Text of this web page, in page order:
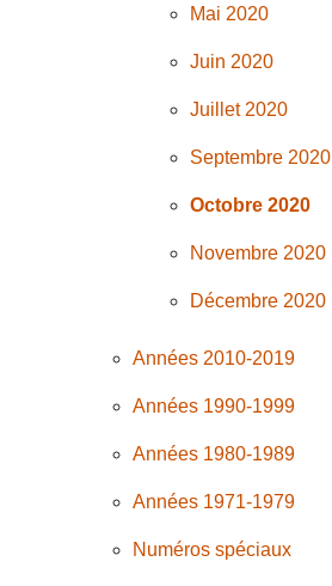
Mai 2020
Juin 2020
Juillet 2020
Septembre 2020
Octobre 2020
Novembre 2020
Décembre 2020
Années 2010-2019
Années 1990-1999
Années 1980-1989
Années 1971-1979
Numéros spéciaux